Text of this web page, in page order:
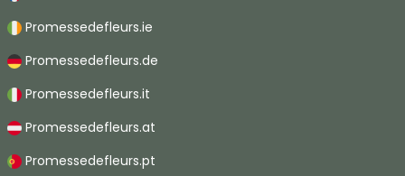
Promessedefleurs.ie
Promessedefleurs.de
Promessedefleurs.it
Promessedefleurs.at
Promessedefleurs.pt